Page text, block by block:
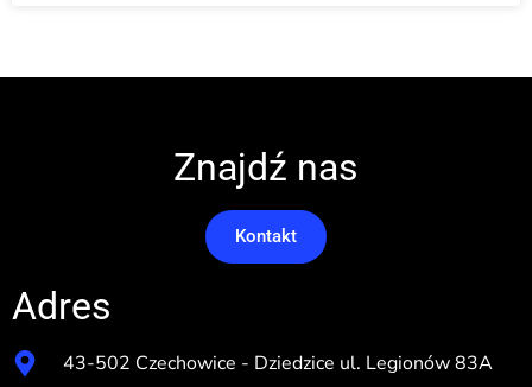
Znajdź nas
Kontakt
Adres
43-502 Czechowice - Dziedzice ul. Legionów 83A